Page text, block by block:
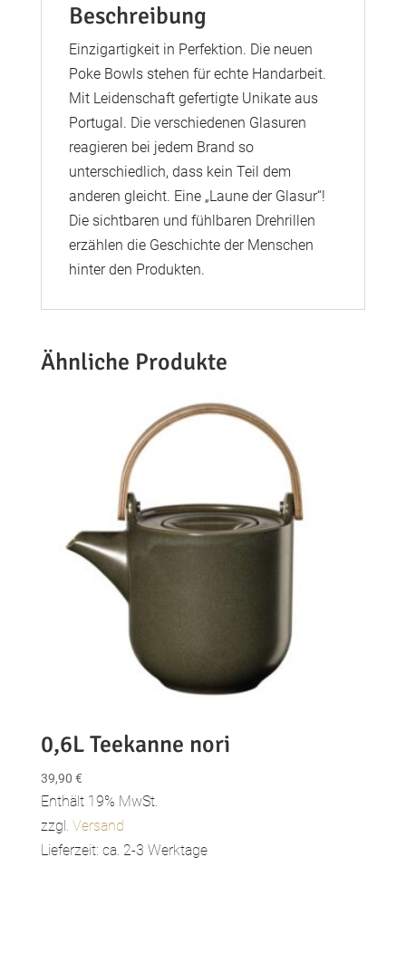
Beschreibung
Einzigartigkeit in Perfektion. Die neuen
Poke Bowls stehen für echte Handarbeit.
Mit Leidenschaft gefertigte Unikate aus
Portugal. Die verschiedenen Glasuren
reagieren bei jedem Brand so
unterschiedlich, dass kein Teil dem
anderen gleicht. Eine „Laune der Glasur“!
Die sichtbaren und fühlbaren Drehrillen
erzählen die Geschichte der Menschen
hinter den Produkten.
Ähnliche Produkte
0,6L Teekanne nori
39,90 €
Enthält 19% MwSt.
zzgl. Versand
Lieferzeit: ca. 2-3 Werktage